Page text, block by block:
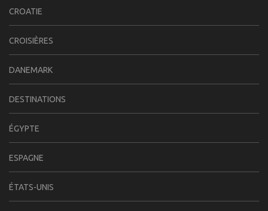
CROATIE
CROISIÈRES
DANEMARK
DESTINATIONS
ÉGYPTE
ESPAGNE
ÉTATS-UNIS